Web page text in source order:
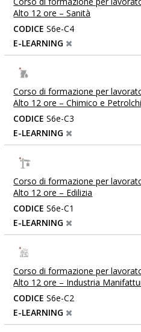
Alto 12 ore – Sanità
CODICE S6e-C4
E-LEARNING
Corso di formazione per
Alto 12 ore – Chimico e
CODICE S6e-C3
E-LEARNING
Corso di formazione per
Alto 12 ore – Edilizia
CODICE S6e-C1
E-LEARNING
Corso di formazione per
Alto 12 ore – Industria
CODICE S6e-C2
E-LEARNING